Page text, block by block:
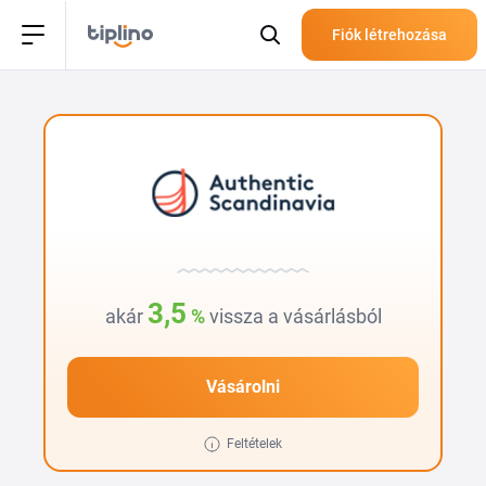
Fiók létrehozása
akár 3,5 % vissza a vásárlásból
Vásárolni
Feltételek